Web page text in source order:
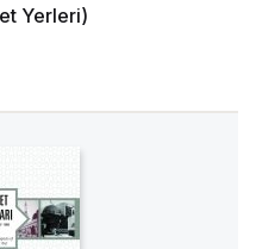
Yerleri)